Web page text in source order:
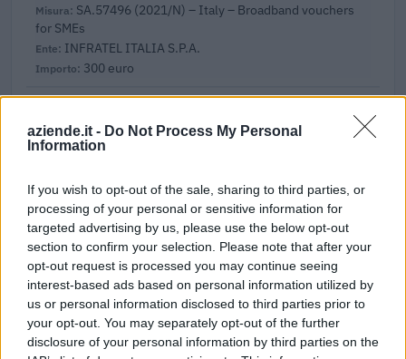
aziende.it - Do Not Process My Personal
Information
If you wish to opt-out of the sale, sharing to third parties, or
processing of your personal or sensitive information for
targeted advertising by us, please use the below opt-out
section to confirm your selection. Please note that after your
opt-out request is processed you may continue seeing
interest-based ads based on personal information utilized by
us or personal information disclosed to third parties prior to
your opt-out. You may separately opt-out of the further
disclosure of your personal information by third parties on the
SA.57496 (2021/N) – Italy – Broadband vouchers
for SMEs
INFRATEL ITALIA S.P.A.
300 euro
Regolamento per i fondi interprofessionali per la
formazione continua per la concessioni di aiuti di stato
FONDIMPRESA
2.540 euro
2023-05-30
Contributo a fondo perduto [e modifiche ai sensi
della decisione SA. 62668 e decisione C(2022) 171 final)
agenzia delle entrate
10.507 euro